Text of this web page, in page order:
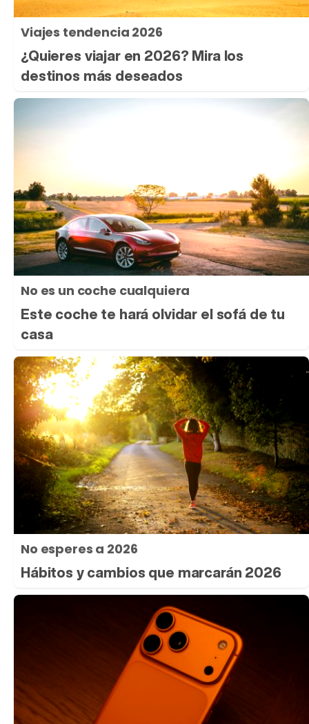
Viajes tendencia 2026
¿Quieres viajar en 2026? Mira los
destinos más deseados
No es un coche cualquiera
Este coche te hará olvidar el sofá de tu
casa
No esperes a 2026
Hábitos y cambios que marcarán 2026